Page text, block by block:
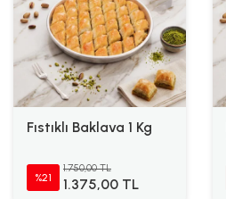
Fıstıklı Baklava 1 Kg
%21
1.750,00 TL
1.375,00 TL